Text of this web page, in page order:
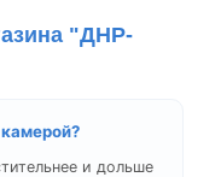
"ДНР-
и дольше